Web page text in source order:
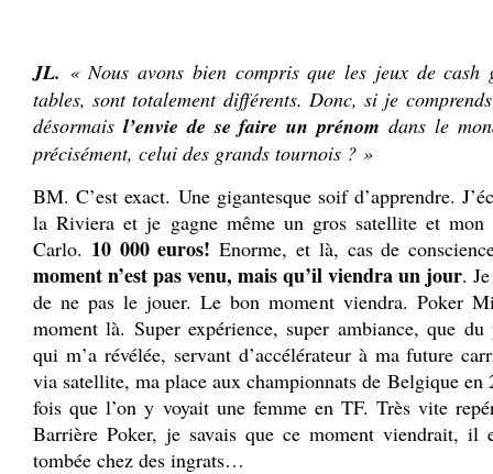
JL. « Nous avons bien compris que les jeux de cash
tables, sont totalement différents. Donc, si je
désormais l’envie de se faire un prénom dans le
précisément, celui des grands tournois ? »
BM. C’est exact. Une gigantesque soif d’apprendre.
la Riviera et je gagne même un gros satellite et mon
Carlo. 10 000 euros! Enorme, et là, cas de
moment n’est pas venu, mais qu’il viendra un jour.
de ne pas le jouer. Le bon moment viendra. Poker
moment là. Super expérience, super ambiance, que du
qui m’a révélée, servant d’accélérateur à ma future
via satellite, ma place aux championnats de Belgique en
fois que l’on y voyait une femme en TF. Très vite
Barrière Poker, je savais que ce moment viendrait, il
tombée chez des ingrats…